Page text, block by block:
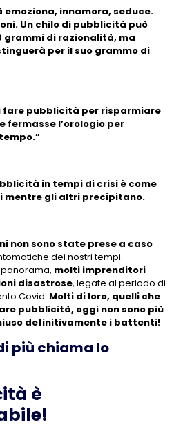
emoziona, innamora, seduce.
Un chilo di pubblicità può
grammi di razionalità, ma
per il suo grammo di
fare pubblicità per risparmiare
fermasse l’orologio per
in tempi di crisi è come
mentre gli altri precipitano.
non sono state prese a caso
dei nostri tempi.
molti imprenditori
disastrose, legate al periodo di
Covid. Molti di loro, quelli che
pubblicità, oggi non sono più
definitivamente i battenti!
più chiama lo
è